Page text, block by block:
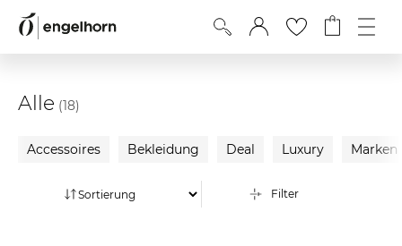
Alle (18)
Accessoires Bekleidung Deal Luxury Marken
Filter